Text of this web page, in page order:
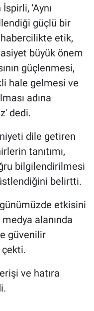
İspirli, 'Aynı
güçlü bir
etik,
büyük önem
güçlenmesi,
hale gelmesi ve
adına
dedi.
dile getiren
tanıtımı,
bilgilendirilmesi
belirtti.
etkisini
medya alanında
güvenilir
ve hatıra